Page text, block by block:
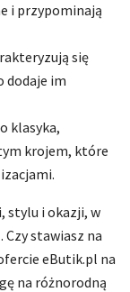
i przypominają
się
dodaje im
klasyka,
krojem, które
stylu i okazji, w
. Czy stawiasz na
eButik.pl na
na różnorodną